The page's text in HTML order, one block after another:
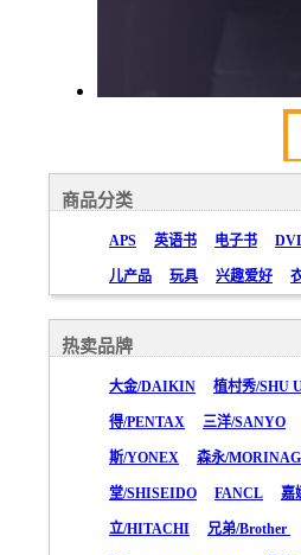
商品分类
APS 英语书 电子书
儿产品 玩具 兴趣爱好
热卖品牌
大金/DAIKIN 植村秀/SHU
得/PENTAX 三洋/SANYO
斯/YONEX 森永/
堂/SHISEIDO FANCL 嘉
立/HITACHI 兄弟/Brother